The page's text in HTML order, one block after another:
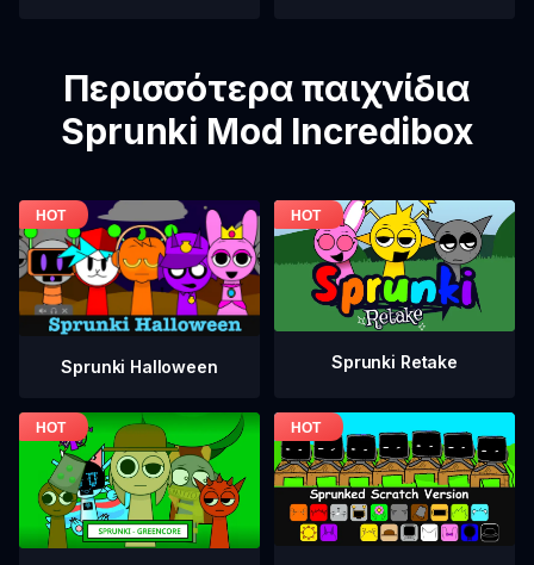
Περισσότερα παιχνίδια
Sprunki Mod Incredibox
Sprunki Halloween Sprunki Retake